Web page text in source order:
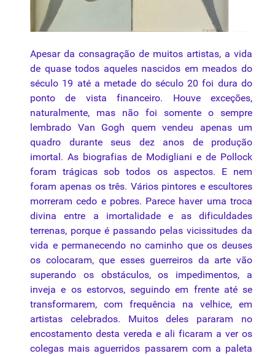
Apesar da consagração de muitos artistas, a vida
de quase todos aqueles nascidos em meados do
século 19 até a metade do século 20 foi dura do
ponto de vista financeiro. Houve exceções,
naturalmente, mas não foi somente o sempre
lembrado Van Gogh quem vendeu apenas um
quadro durante seus dez anos de produção
imortal. As biografias de Modigliani e de Pollock
foram trágicas sob todos os aspectos. E nem
foram apenas os três. Vários pintores e escultores
morreram cedo e pobres. Parece haver uma troca
divina entre a imortalidade e as dificuldades
terrenas, porque é passando pelas vicissitudes da
vida e permanecendo no caminho que os deuses
os colocaram, que esses guerreiros da arte vão
superando os obstáculos, os impedimentos, a
inveja e os estorvos, seguindo em frente até se
transformarem, com frequência na velhice, em
artistas celebrados. Muitos deles pararam no
encostamento desta vereda e ali ficaram a ver os
colegas mais aguerridos passarem com a paleta